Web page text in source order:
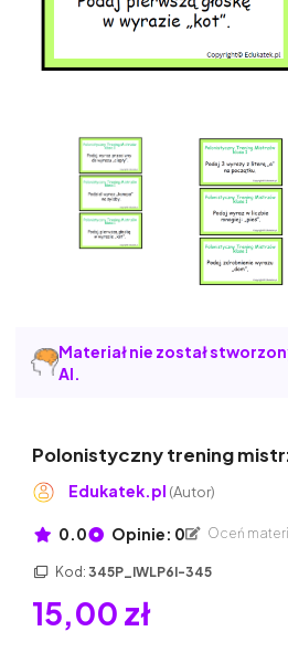
Materiał nie został
AI.
Polonistyczny trening
Edukatek.pl (Autor)
0.0 Opinie: 0 Oceń
Kod: 345P_IWLP6I-345
15,00 zł